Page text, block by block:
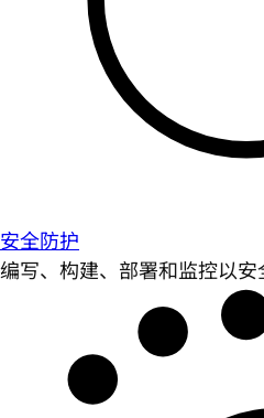
安全防护
编写、构建、部署和监控以安